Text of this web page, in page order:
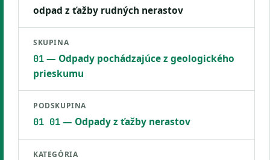
odpad z ťažby rudných nerastov
SKUPINA
01— Odpady pochádzajúce z geologického
prieskumu
PODSKUPINA
01 01— Odpady z ťažby nerastov
KATEGÓRIA